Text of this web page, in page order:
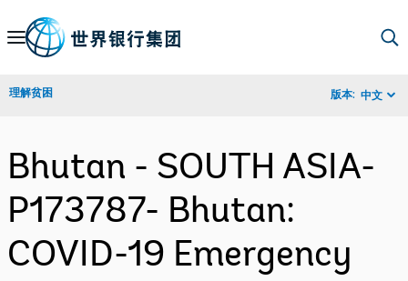
Skip
Navigation
理解贫困 版本: 中文
Bhutan - SOUTH ASIA-
P173787- Bhutan:
COVID-19 Emergency